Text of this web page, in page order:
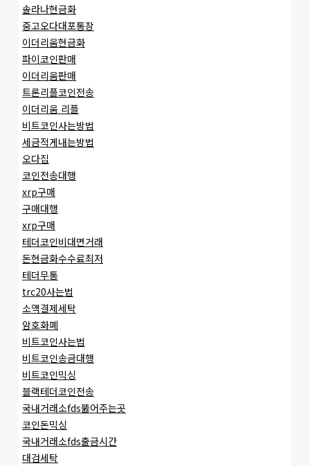
솔라나현금화
중고오다대포통장
이더리움현금화
파이코인판매
이더리움판매
트론리플코인전송
이더리움 리플
비트코인사는방법
세금적게내는방법
오다집
코인전송대행
xrp구매
구매대행
xrp구매
테더코인비대면거래
돈현금화수수료최저
테더무통
trc20사는법
소액결제세탁
암호화폐
비트코인사는법
비트코인송금대행
비트코인믹싱
블랙테더코인전송
국내거래소fds뚫어주는곳
코인돈믹싱
국내거래소fds출금시간
대검세탁